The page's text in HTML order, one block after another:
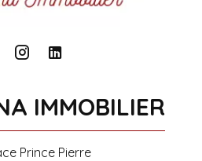
IMMOBILIER
Prince Pierre